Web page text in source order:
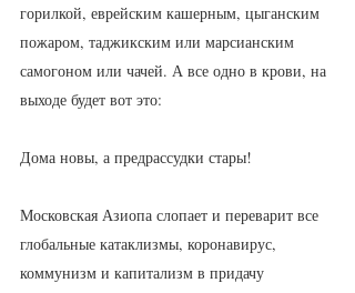
горилкой, еврейским кашерным, цыганским
пожаром, таджикским или марсианским
самогоном или чачей. А все одно в крови, на
выходе будет вот это:
Дома новы, а предрассудки стары!
Московская Азиопа слопает и переварит все
глобальные катаклизмы, коронавирус,
коммунизм и капитализм в придачу